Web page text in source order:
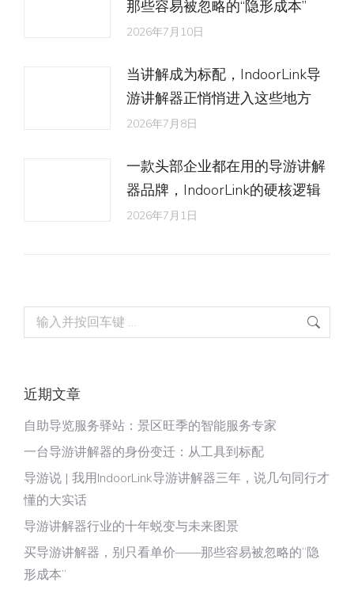
那些容易被忽略的“隐形成本”
2026年7月10日
当讲解成为标配，IndoorLink导
游讲解器正悄悄进入这些地方
2026年7月8日
一款头部企业都在用的导游讲解
器品牌，IndoorLink的硬核逻辑
2026年7月1日
Search:
近期文章
自助导览服务驿站：景区旺季的智能服务专家
一台导游讲解器的身份变迁：从工具到标配
导游说 | 我用IndoorLink导游讲解器三年，说几句同行才
懂的大实话
导游讲解器行业的十年蜕变与未来图景
买导游讲解器，别只看单价——那些容易被忽略的“隐
形成本”